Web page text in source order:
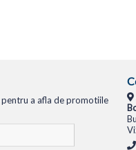
pentru a afla de promotiile